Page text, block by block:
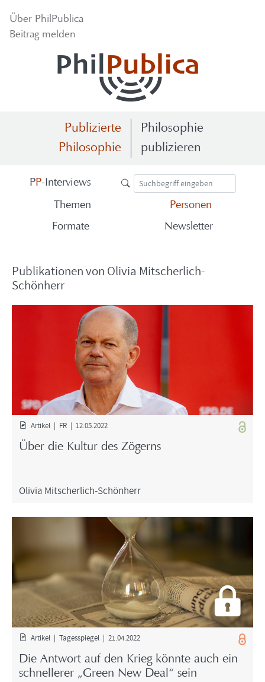
Über Phil­Pu­bli­ca
Bei­trag mel­den
Publizierte
Philosophie
Philosophie
publizieren
PP-​Interviews
The­men
Per­so­nen
For­ma­te
News­let­ter
Pu­bli­ka­tio­nen von Oli­via Mitscherlich-​
Schönherr
Ar­ti­kel | FR | 12.05.2022
Über die Kul­tur des Zö­gerns
Oli­via Mitscherlich-​Schönherr
Ar­ti­kel | Ta­ges­spie­gel | 21.04.2022
Die Ant­wort auf den Krieg könn­te auch ein
schnel­le­rer „Green New Deal“ sein